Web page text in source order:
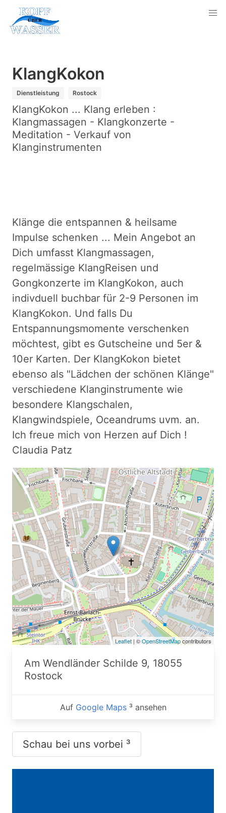
KlangKokon
Dienstleistung Rostock
KlangKokon ... Klang erleben :
Klangmassagen - Klangkonzerte -
Meditation - Verkauf von
Klanginstrumenten
Klänge die entspannen & heilsame
Impulse schenken ... Mein Angebot an
Dich umfasst Klangmassagen,
regelmässige KlangReisen und
Gongkonzerte im KlangKokon, auch
indivduell buchbar für 2-9 Personen im
KlangKokon. Und falls Du
Entspannungsmomente verschenken
möchtest, gibt es Gutscheine und 5er &
10er Karten. Der KlangKokon bietet
ebenso als "Lädchen der schönen Klänge"
verschiedene Klanginstrumente wie
besondere Klangschalen,
Klangwindspiele, Oceandrums uvm. an.
Ich freue mich von Herzen auf Dich !
Claudia Patz
Leaflet | ©OpenStreetMapcontributors
Am Wendländer Schilde 9, 18055
Rostock
Auf Google Maps³ ansehen
Schau bei uns vorbei ³